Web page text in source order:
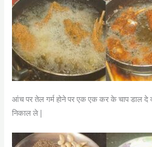
आंच पर तेल गर्म होने पर एक एक कर के चाप डाल दे
निकाल ले |